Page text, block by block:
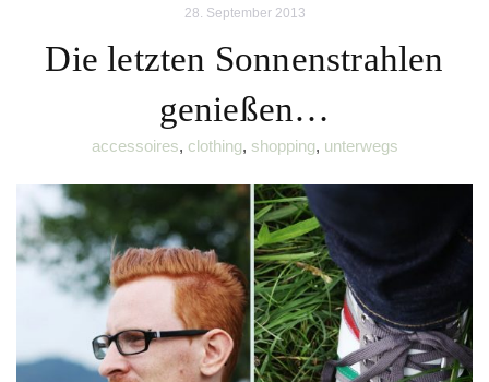
28. September 2013
Die letzten Sonnenstrahlen
genießen…
accessoires, clothing, shopping, unterwegs